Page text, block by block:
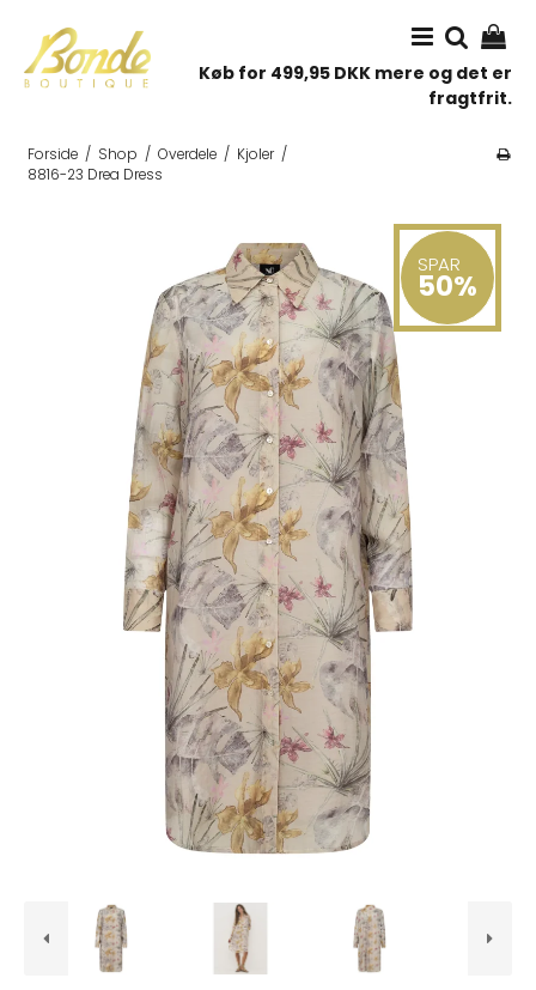
Køb for 499,95 DKK mere og det er
fragtfrit.
Forside / Shop / Overdele / Kjoler /
8816-23 Drea Dress
SPAR
50%